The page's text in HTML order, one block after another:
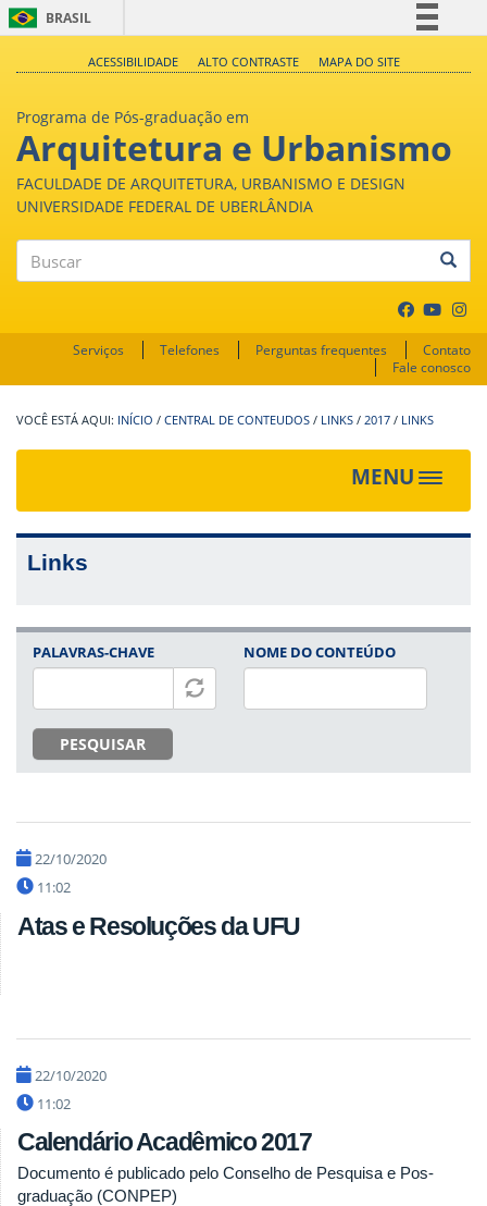
BRASIL
Acesso à informação
Legislação
ACESSIBILIDADE ALTO CONTRASTE MAPA DO SITE
Programa de Pós-graduação em
Arquitetura e Urbanismo
FACULDADE DE ARQUITETURA, URBANISMO E DESIGN
UNIVERSIDADE FEDERAL DE UBERLÂNDIA
Serviços Telefones Perguntas frequentes
Contato
Fale conosco
INÍCIO / CENTRAL DE CONTEUDOS / LINKS / 2017 / LINKS
MENU
Toggle
Links
PALAVRAS-CHAVE
PESQUISAR
NOME DO CONTEÚDO
22/10/2020
11:02
Atas e Resoluções da UFU
22/10/2020
11:02
Calendário Acadêmico 2017
Documento é publicado pelo Conselho de Pesquisa e Pos-
graduação (CONPEP)